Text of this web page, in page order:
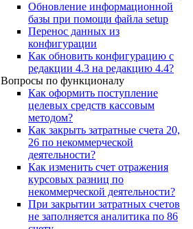
Обновление информационной
базы при помощи файла setup
Перенос данных из
конфигурации
Как обновить конфигурацию с
редакции 4.3 на редакцию 4.4?
Вопросы по функционалу
Как оформить поступление
целевых средств кассовым
методом?
Как закрыть затратные счета 20,
26 по некоммерческой
деятельности?
Как изменить счет отражения
курсовых разниц по
некоммерческой деятельности?
При закрытии затратных счетов
не заполняется аналитика по 86